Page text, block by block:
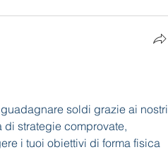
soldi grazie ai nostri
strategie comprovate,
i tuoi obiettivi di forma fisica